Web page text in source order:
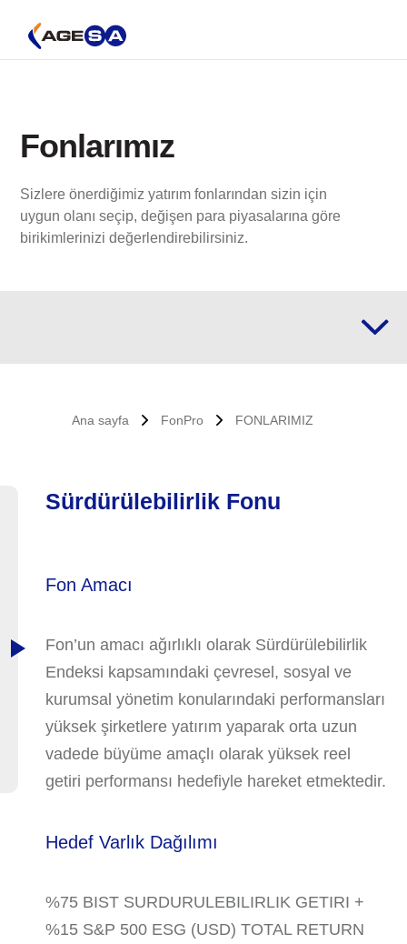
Fonlarımız
Sizlere önerdiğimiz yatırım fonlarından sizin için
uygun olanı seçip, değişen para piyasalarına göre
birikimlerinizi değerlendirebilirsiniz.
Ana sayfa FonPro FONLARIMIZ
Sürdürülebilirlik Fonu
Fon Amacı
Fon’un amacı ağırlıklı olarak Sürdürülebilirlik
Endeksi kapsamındaki çevresel, sosyal ve
kurumsal yönetim konularındaki performansları
yüksek şirketlere yatırım yaparak orta uzun
vadede büyüme amaçlı olarak yüksek reel
getiri performansı hedefiyle hareket etmektedir.
Hedef Varlık Dağılımı
%75 BIST SURDURULEBILIRLIK GETIRI +
%15 S&P 500 ESG (USD) TOTAL RETURN